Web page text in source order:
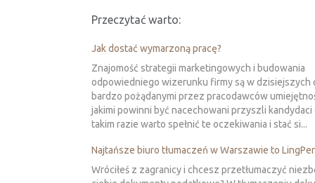
Przeczytać warto:
Jak dostać wymarzoną pracę?
Znajomość strategii marketingowych i budowania
odpowiedniego wizerunku firmy są w dzisiejszych
bardzo pożądanymi przez pracodawców
jakimi powinni być nacechowani przyszli kandydaci
takim razie warto spełnić te oczekiwania i stać si...
Najtańsze biuro tłumaczeń w Warszawie to
Wróciłeś z zagranicy i chcesz przetłumaczyć